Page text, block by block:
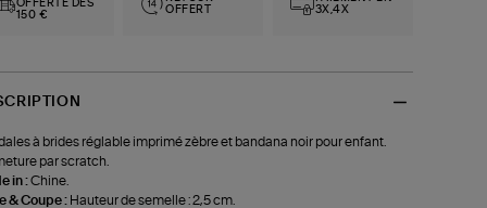
OFFERTE DÈS
150 €
OFFERT
3X,4X
à brides réglable imprimé zèbre et bandana noir pour enfant.
par scratch.
in :Chine.
& Coupe : Hauteur de semelle : 2,5 cm.